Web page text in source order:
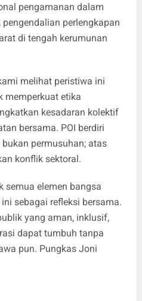
pengamanan dalam
perlengkapan
di tengah kerumunan
melihat peristiwa ini
memperkuat etika
kesadaran kolektif
bersama. POI berdiri
permusuhan; atas
konflik sektoral.
semua elemen bangsa
sebagai refleksi bersama.
yang aman, inklusif,
dapat tumbuh tanpa
pun. Pungkas Joni